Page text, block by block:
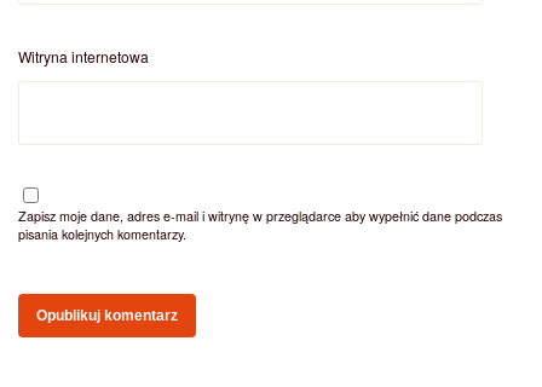
Witryna internetowa
Zapisz moje dane, adres e-mail i witrynę w przeglądarce aby wypełnić dane podczas
pisania kolejnych komentarzy.